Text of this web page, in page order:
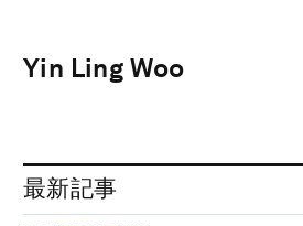
Yin Ling Woo
最新記事